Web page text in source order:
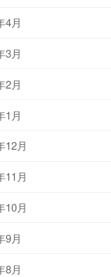
4月
3月
2月
1月
12月
11月
10月
9月
8月